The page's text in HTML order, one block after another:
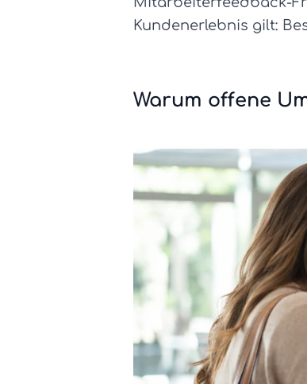
Kundenerlebnis gilt:
Warum offene